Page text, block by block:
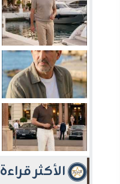
الأكثر قراءة